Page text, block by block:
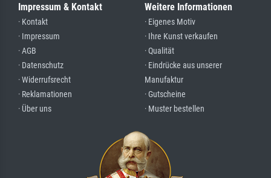
Impressum & Kontakt
· Kontakt
· Impressum
· AGB
· Datenschutz
· Widerrufsrecht
· Reklamationen
· Über uns
Weitere Informationen
· Eigenes Motiv
· Ihre Kunst verkaufen
· Qualität
· Eindrücke aus unserer
Manufaktur
· Gutscheine
· Muster bestellen